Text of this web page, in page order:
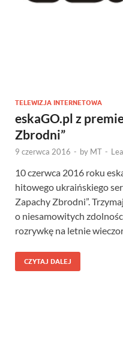
TELEWIZJA INTERNETOWA
eskaGO.pl z
Zbrodni”
9 czerwca 2016 - by MT -
10 czerwca 2016 roku
hitowego ukraińskiego
Zapachy Zbrodni”.
o niesamowitych
rozrywkę na letnie
CZYTAJ DALEJ